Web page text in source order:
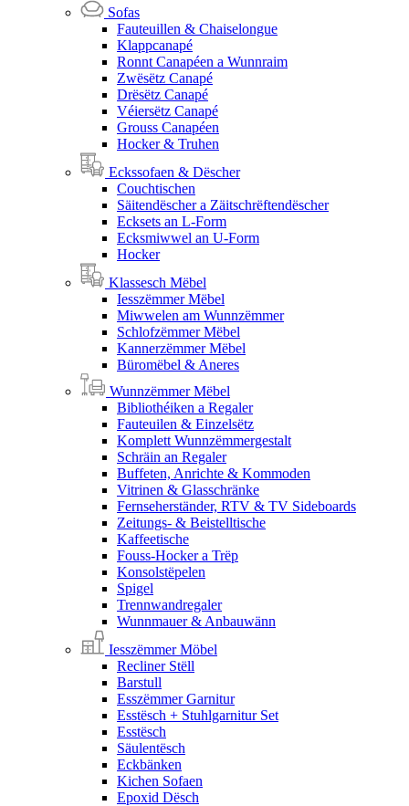
Sofas
Fauteuillen & Chaiselongue
Klappcanapé
Ronnt Canapéen a Wunnraim
Zwësëtz Canapé
Drësëtz Canapé
Véiersëtz Canapé
Grouss Canapéen
Hocker & Truhen
Eckssofaen & Dëscher
Couchtischen
Säitendëscher a Zäitschrëftendëscher
Ecksets an L-Form
Ecksmiwwel an U-Form
Hocker
Klassesch Mëbel
Iesszëmmer Mëbel
Miwwelen am Wunnzëmmer
Schlofzëmmer Mëbel
Kannerzëmmer Mëbel
Büromëbel & Aneres
Wunnzëmmer Mëbel
Bibliothéiken a Regaler
Fauteuilen & Einzelsëtz
Komplett Wunnzëmmergestalt
Schräin an Regaler
Buffeten, Anrichte & Kommoden
Vitrinen & Glasschränke
Fernseherständer, RTV & TV Sideboards
Zeitungs- & Beistelltische
Kaffeetische
Fouss-Hocker a Trëp
Konsolstëpelen
Spigel
Trennwandregaler
Wunnmauer & Anbauwänn
Iesszëmmer Möbel
Recliner Stëll
Barstull
Esszëmmer Garnitur
Esstësch + Stuhlgarnitur Set
Esstësch
Säulentësch
Eckbänken
Kichen Sofaen
Epoxid Dësch